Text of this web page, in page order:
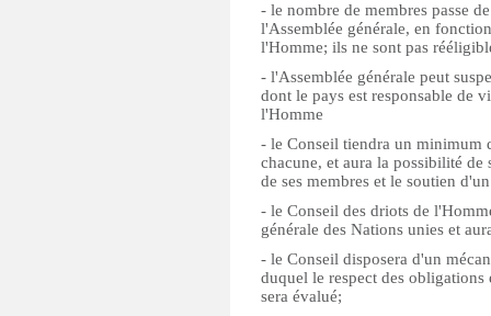
- le nombre de membres passe
l'Assemblée générale, en
l'Homme; ils ne sont pas
- l'Assemblée générale peut
dont le pays est responsable de
l'Homme
- le Conseil tiendra un minimum
chacune, et aura la possibilité de
de ses membres et le soutien
- le Conseil des driots de
générale des Nations unies et
- le Conseil disposera d'un
duquel le respect des
sera évalué;